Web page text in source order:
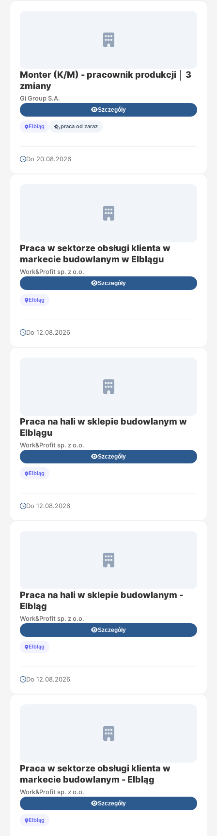
Monter (K/M) - pracownik produkcji │ 3
zmiany
Gi Group S.A.
Szczegóły
Elbląg praca od zaraz
Do 20.08.2026
Praca w sektorze obsługi klienta w
markecie budowlanym w Elblągu
Work&Profit sp. z o.o.
Szczegóły
Elbląg
Do 12.08.2026
Praca na hali w sklepie budowlanym w
Elblągu
Work&Profit sp. z o.o.
Szczegóły
Elbląg
Do 12.08.2026
Praca na hali w sklepie budowlanym -
Elbląg
Work&Profit sp. z o.o.
Szczegóły
Elbląg
Do 12.08.2026
Praca w sektorze obsługi klienta w
markecie budowlanym - Elbląg
Work&Profit sp. z o.o.
Szczegóły
Elbląg